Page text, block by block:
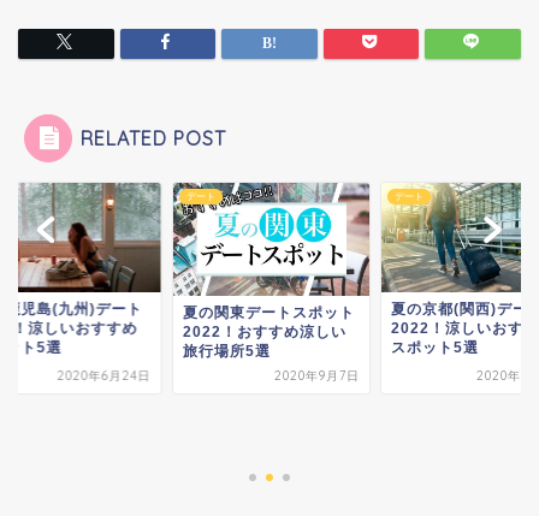
RELATED POST
鹿児島(九州)デート
！涼しいおすすめ
ット5選
2020年6月24日
デート
夏の関東デートスポット
2022！おすすめ涼しい
旅行場所5選
2020年9月7日
デート
夏の京都(関西)デー
2022！涼しいおす
スポット5選
2020年6